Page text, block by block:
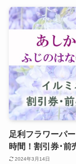
足利フラワーパ
時間！割引券･前
2024年3月14日